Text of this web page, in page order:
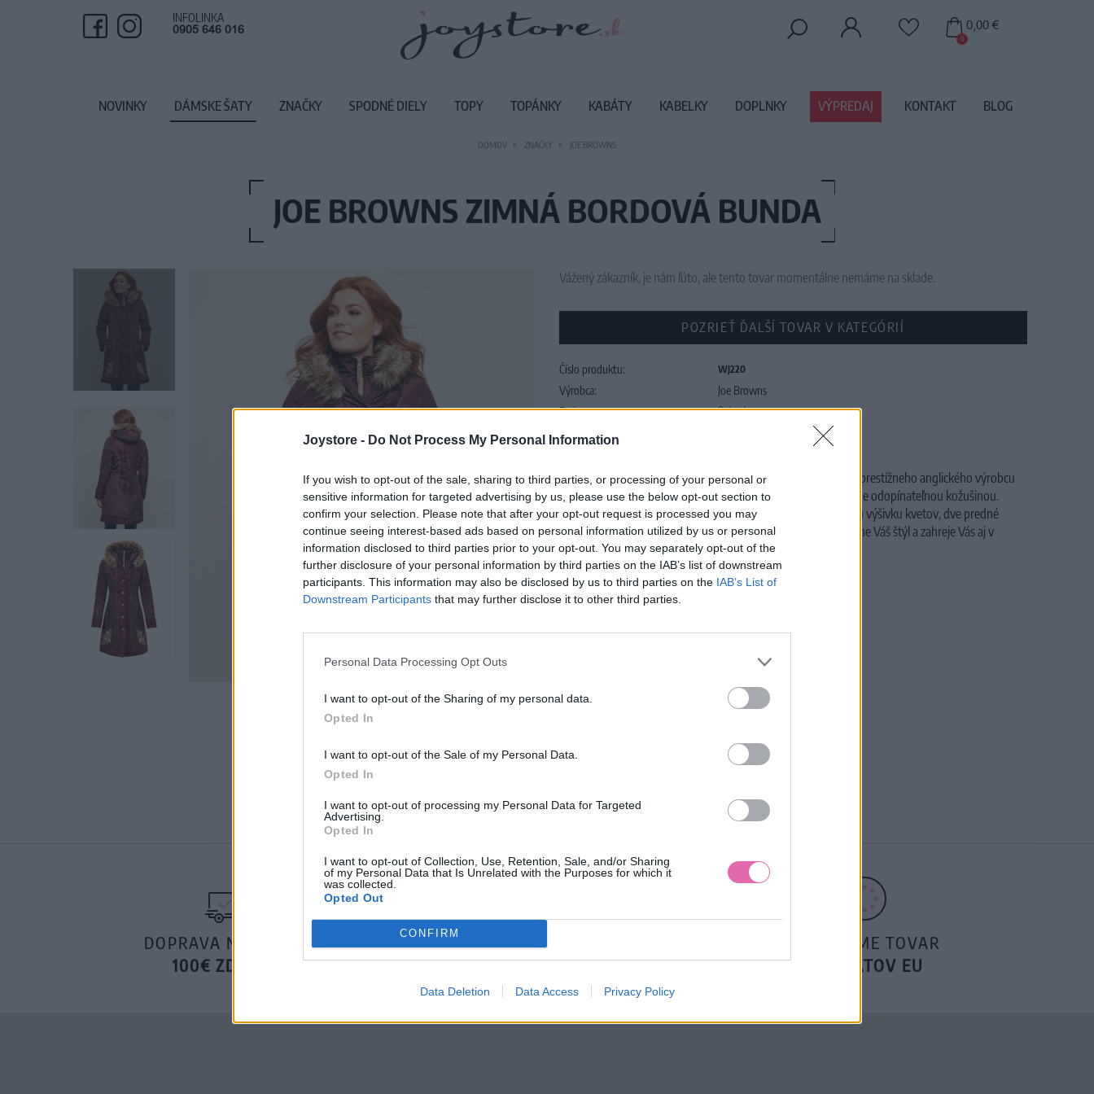
Joystore - Do Not Process My Personal Information
If you wish to opt-out of the sale, sharing to third parties, or processing of your personal or
sensitive information for targeted advertising by us, please use the below opt-out section to
confirm your selection. Please note that after your opt-out request is processed you may
continue seeing interest-based ads based on personal information utilized by us or personal
information disclosed to third parties prior to your opt-out. You may separately opt-out of the
further disclosure of your personal information by third parties on the IAB’s list of downstream
participants. This information may also be disclosed by us to third parties on the IAB’s List of
Downstream Participants that may further disclose it to other third parties.
Personal Data Processing Opt Outs
I want to opt-out of the Sharing of my personal data.
Opted In
I want to opt-out of the Sale of my Personal Data.
Opted In
I want to opt-out of processing my Personal Data for Targeted
Advertising.
Opted In
I want to opt-out of Collection, Use, Retention, Sale, and/or Sharing
of my Personal Data that Is Unrelated with the Purposes for which it
was collected.
Opted Out
CONFIRM
Data Deletion Data Access Privacy Policy
DOMOV ZNAČKY JOE BROWNS
JOE BROWNS ZIMNÁ BORDOVÁ BUNDA
Vážený zákazník, je nám ľúto, ale tento tovar momentálne nemáme na sklade.
POZRIEŤ ĎALŠÍ TOVAR V KATEGÓRIÍ
Číslo produktu: WJ220
Výrobca:
Joe Browns
Farba:
fialová
Štýlová bordová dámska bunda s kapucňou a kožušinkou od prestížneho anglického výrobcu
JOE BROWNS Vás zaujme najmä svojou pohodlnosťou a hlavne odopínateľnou kožušinou.
Bunda je zvnútra zateplená, má všité žakárové diely, originálnu výšivku kvetov, dve predné
vrecká, zapínanie na gombíky. Tento kúsok zaručene podčiarkne Váš štýl a zahreje Vás aj v
najchladnejších zimných dňoch.
Materiál:100%Polyester
Pranie:práčka ( 30 stupňov )
Hover to zoom
MOHLO BY SA VÁM TIEŽ HODIŤ
DOPRAVA NA SK NAD
100€ ZDARMA
14 DNÍ GARANCIA
VRÁTENIA PEŇAZÍ
POSIELAME TOVAR
DO ŠTÁTOV EU
INFOLINKA
0905 646 016
0
0,00 €
NOVINKY DÁMSKE ŠATY ZNAČKY SPODNÉ DIELY TOPY TOPÁNKY KABÁTY KABELKY DOPLNKY VÝPREDAJ KONTAKT BLOG